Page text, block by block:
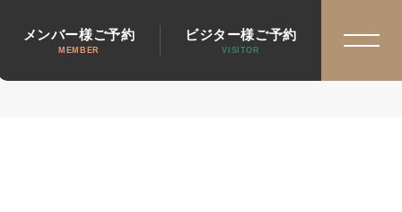
メンバー様ご予約
MEMBER
ビジター様ご予約
VISITOR